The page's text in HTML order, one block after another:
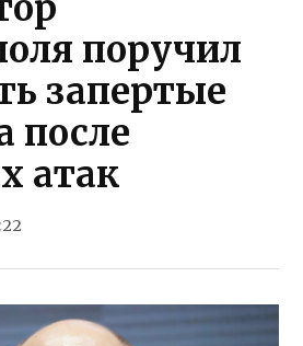
поручил
запертые
после
атак